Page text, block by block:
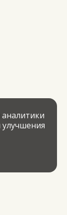
аналитики